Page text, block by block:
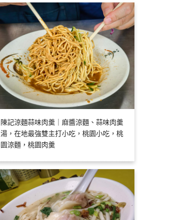
陳記涼麵蒜味肉羹｜麻醬涼麵、蒜味肉羹
湯，在地最強雙主打小吃，桃園小吃，桃
園涼麵，桃園肉羹